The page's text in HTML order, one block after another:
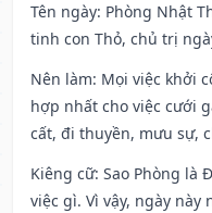
Tên ngày: Phòng Nhật
tinh con Thỏ, chủ trị
Nên làm: Mọi việc khởi
hợp nhất cho việc cưới
cất, đi thuyền, mưu sự,
Kiêng cữ: Sao Phòng là
việc gì. Vì vậy, ngày này